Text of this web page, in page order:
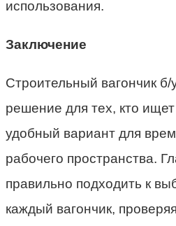
использования.
Заключение
Строительный вагончик
решение для тех, кто
удобный вариант для
рабочего пространства.
правильно подходить к
каждый вагончик,